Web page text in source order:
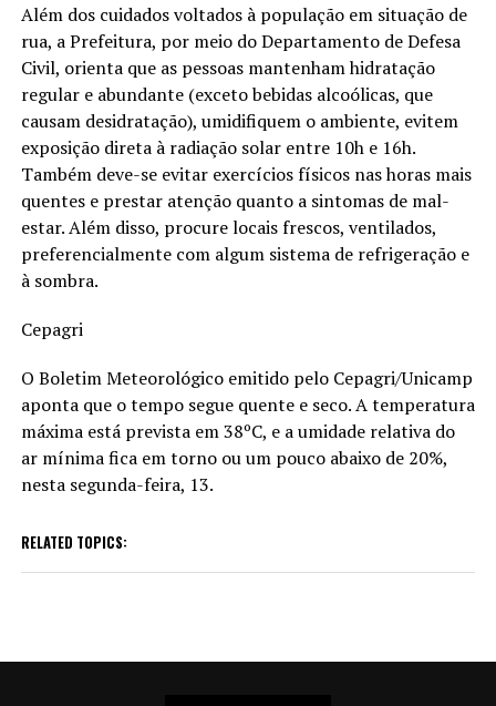
Além dos cuidados voltados à população em situação de
rua, a Prefeitura, por meio do Departamento de Defesa
Civil, orienta que as pessoas mantenham hidratação
regular e abundante (exceto bebidas alcoólicas, que
causam desidratação), umidifiquem o ambiente, evitem
exposição direta à radiação solar entre 10h e 16h.
Também deve-se evitar exercícios físicos nas horas mais
quentes e prestar atenção quanto a sintomas de mal-
estar. Além disso, procure locais frescos, ventilados,
preferencialmente com algum sistema de refrigeração e
à sombra.
Cepagri
O Boletim Meteorológico emitido pelo Cepagri/Unicamp
aponta que o tempo segue quente e seco. A temperatura
máxima está prevista em 38ºC, e a umidade relativa do
ar mínima fica em torno ou um pouco abaixo de 20%,
nesta segunda-feira, 13.
RELATED TOPICS: